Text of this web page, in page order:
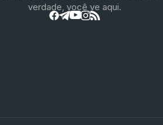
verdade, você ve aqui.